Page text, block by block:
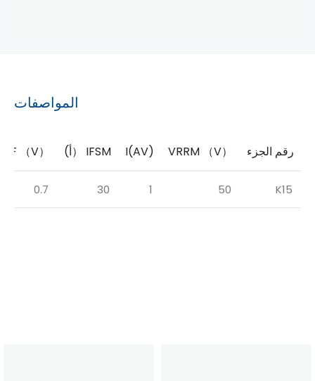
المواصفات
رقم الجزء VRRM （V）
I(AV) IFSM （أ) VF （V）
K15
50
1
30
0.7